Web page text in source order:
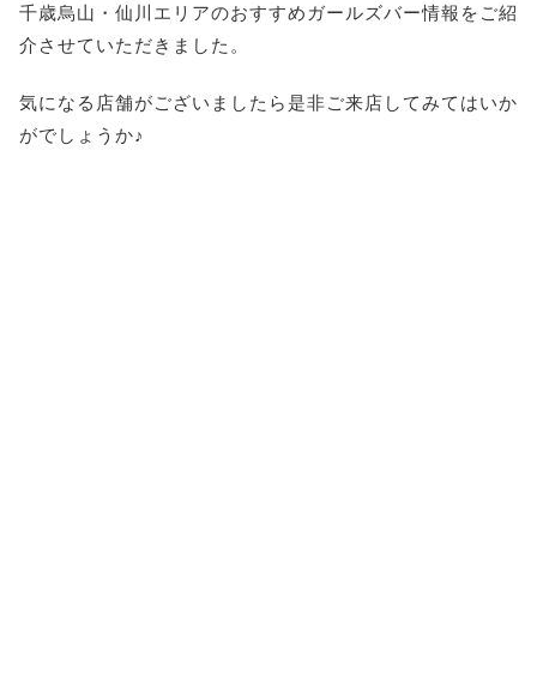
千歳烏山・仙川エリアのおすすめガールズバー情報をご紹
介させていただきました。
気になる店舗がございましたら是非ご来店してみてはいか
がでしょうか♪